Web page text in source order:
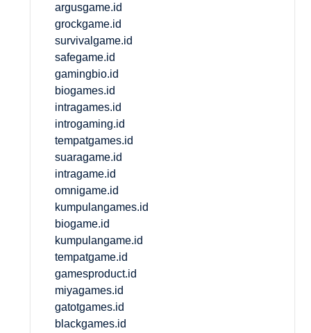
argusgame.id
grockgame.id
survivalgame.id
safegame.id
gamingbio.id
biogames.id
intragames.id
introgaming.id
tempatgames.id
suaragame.id
intragame.id
omnigame.id
kumpulangames.id
biogame.id
kumpulangame.id
tempatgame.id
gamesproduct.id
miyagames.id
gatotgames.id
blackgames.id